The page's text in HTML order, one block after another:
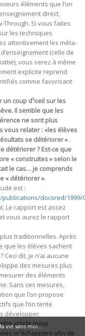
vie sans moi...
éléments que l’on
direct,
Through. Si vous faites
les techniques
attentivement les méta-
(celle de
vous serez à même
explicite reprend
comme favorisant
un coup d¹oeil sur les
Il semble que les
ne sont plus
vous relater : «les élèves
se détériorer » .
détériorer ? Est-ce que
« construites » selon le
le cas… je comprends
« détériorer ».
est :
docsred/1999/
Le rapport est assez
vous aurez le rapport
traditionnelles. Après
que les élèves sachent
Ceci dit, je n’ai aucune
des mesures plus
des éléments
Sans ces mesures,
que l’on propose
que l’on tente
développer.
article (pour
m¹échappent afin de